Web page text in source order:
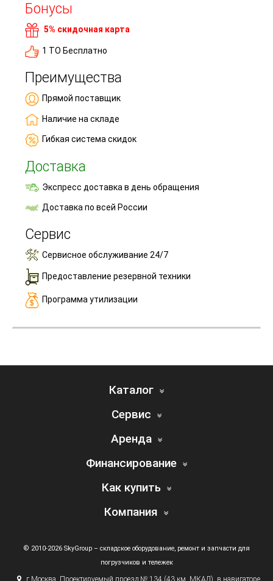
Бонусы
5% скидочная карта
1 ТО Бесплатно
Преимущества
Прямой поставщик
Наличие на складе
Гибкая система скидок
Доставка
Экспресс доставка в день обращения
Доставка по всей России
Сервис
Сервисное обслуживание 24/7
Предоставление резервной техники
Программа утилизации
Каталог
Сервис
Аренда
Финансирование
Как купить
Компания
© 2010-2026 SkyGroup – складское оборудование, ремонт и запчасти для
погрузчиков и тележек
г. Москва, Проектируемый проезд № 134 (43км. МКАД), в навигаторе